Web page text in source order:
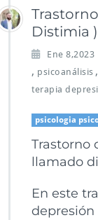
Distimia )
Ene 8,2023
, psicoanálisis ,
terapia
psicologia
Trastorno
llamado
En este
depresión